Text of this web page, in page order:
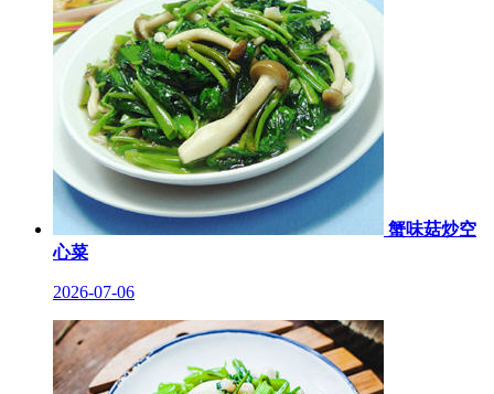
蟹味菇炒空
心菜
2026-07-06